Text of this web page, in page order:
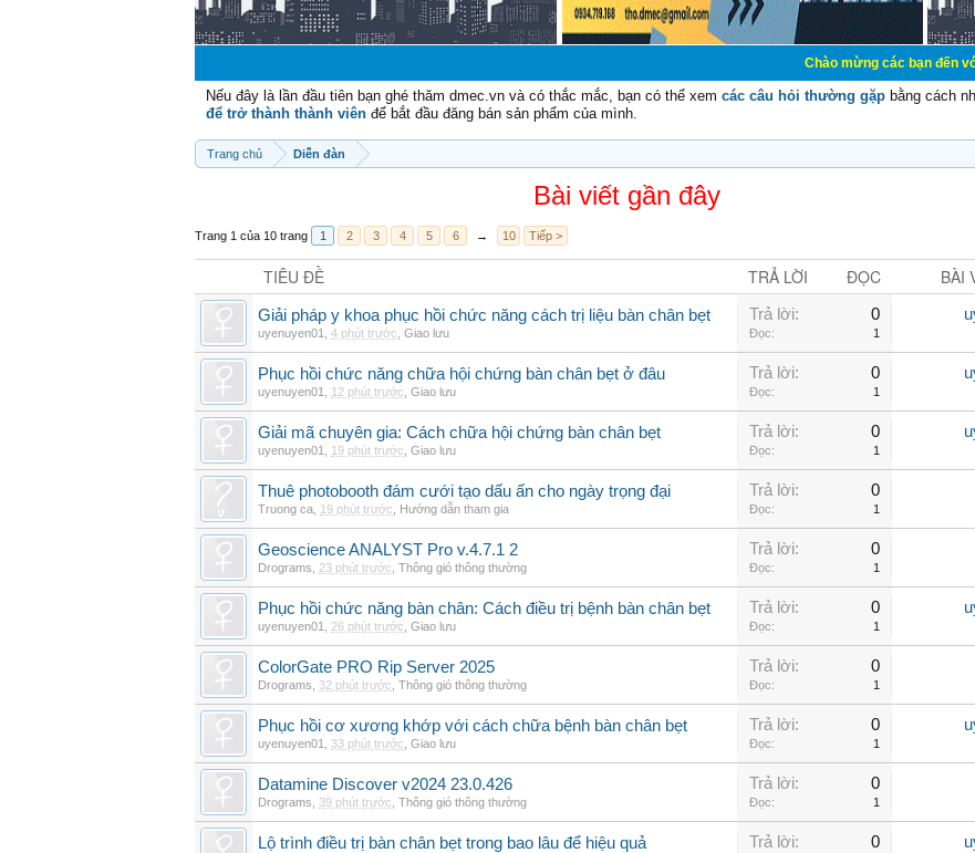
Chào mừng các bạn đến với Diễn
Nếu đây là lần đầu tiên bạn ghé thăm dmec.vn và có thắc mắc, bạn có thể xem các câu hỏi thường gặp bằng cách
để trở thành thành viên để bắt đầu đăng bán sản phẩm của mình.
Trang chủ Diễn đàn
Bài viết gần đây
Trang 1 của 10 trang 1 2 3 4 5 6 → 10 Tiếp >
TIÊU ĐỀ TRẢ LỜI ĐỌC BÀI
Giải pháp y khoa phục hồi chức năng cách trị liệu bàn chân bẹt
uyenuyen01 4 phút trước Giao lưu
Trả lời: 0
Đọc: 1
Phục hồi chức năng chữa hội chứng bàn chân bẹt ở đâu
uyenuyen01 12 phút trước Giao lưu
Trả lời: 0
Đọc: 1
Giải mã chuyên gia: Cách chữa hội chứng bàn chân bẹt
uyenuyen01 19 phút trước Giao lưu
Trả lời: 0
Đọc: 1
Thuê photobooth đám cưới tạo dấu ấn cho ngày trọng đại
Truong ca 19 phút trước Hướng dẫn tham gia
Trả lời: 0
Đọc: 1
Geoscience ANALYST Pro v.4.7.1 2
Drograms 23 phút trước Thông gió thông thường
Trả lời: 0
Đọc: 1
Phục hồi chức năng bàn chân: Cách điều trị bệnh bàn chân bẹt
uyenuyen01 26 phút trước Giao lưu
Trả lời: 0
Đọc: 1
ColorGate PRO Rip Server 2025
Drograms 32 phút trước Thông gió thông thường
Trả lời: 0
Đọc: 1
Phục hồi cơ xương khớp với cách chữa bệnh bàn chân bẹt
uyenuyen01 33 phút trước Giao lưu
Trả lời: 0
Đọc: 1
Datamine Discover v2024 23.0.426
Drograms 39 phút trước Thông gió thông thường
Trả lời: 0
Đọc: 1
Lộ trình điều trị bàn chân bẹt trong bao lâu để hiệu quả Trả lời: 0